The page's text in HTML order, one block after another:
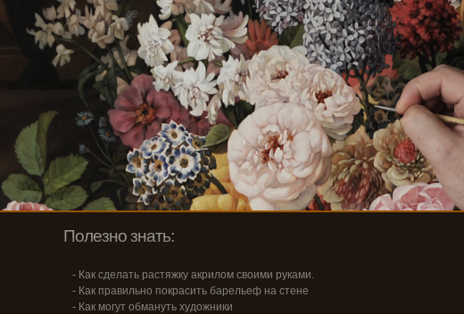
Полезно знать:
- Как сделать растяжку акрилом своими руками.
- Как правильно покрасить барельеф на стене
- Как могут обмануть художники